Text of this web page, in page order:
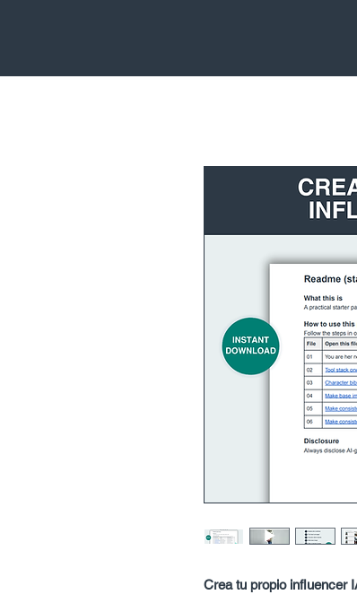
Crea tu propio influencer